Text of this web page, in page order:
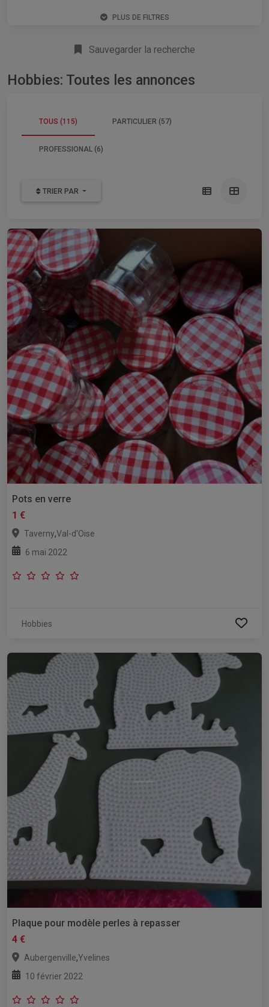
PLUS DE FILTRES
Sauvegarder la recherche
Hobbies: Toutes les annonces
TOUS (115) PARTICULIER (57)
PROFESSIONAL (6)
TRIER PAR
Pots en verre
1 €
Taverny,Val-d'Oise
6 mai 2022
Hobbies
Plaque pour modèle perles à repasser
4 €
Aubergenville,Yvelines
10 février 2022